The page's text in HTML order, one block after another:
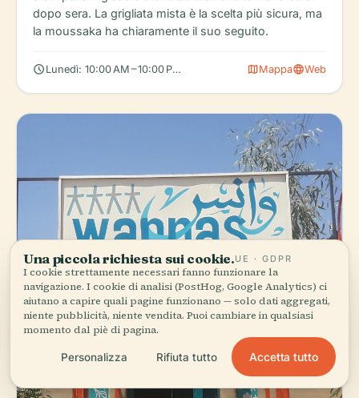
dopo sera. La grigliata mista è la scelta più sicura, ma
la moussaka ha chiaramente il suo seguito.
schedule Lunedì: 10:00 AM – 10:00 PM, Martedì: 10:00 AM – 10:00 PM,
mapMappalanguageWeb
Una piccola richiesta sui cookie.UE · GDPR
I cookie strettamente necessari fanno funzionare la
navigazione. I cookie di analisi (PostHog, Google Analytics) ci
aiutano a capire quali pagine funzionano — solo dati aggregati,
niente pubblicità, niente vendita. Puoi cambiare in qualsiasi
momento dal piè di pagina.
Personalizza Rifiuta tutto Accetta tutto